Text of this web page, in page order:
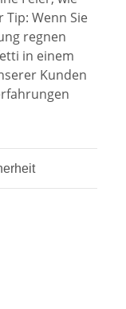
Tip: Wenn Sie
regnen
in einem
Kunden